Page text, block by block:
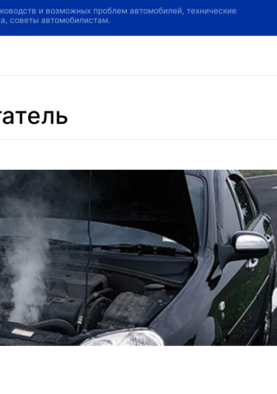
и возможных проблем автомобилей, технические
советы автомобилистам.